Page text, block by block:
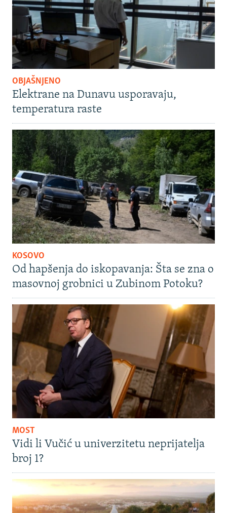
OBJAŠNJENO
Elektrane na Dunavu usporavaju,
temperatura raste
KOSOVO
Od hapšenja do iskopavanja: Šta se zna o
masovnoj grobnici u Zubinom Potoku?
MOST
Vidi li Vučić u univerzitetu neprijatelja
broj 1?